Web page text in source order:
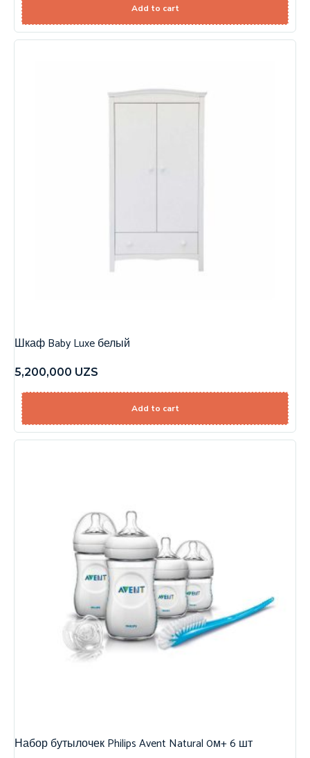
Add to cart
Шкаф Baby Luxe белый
5,200,000 UZS
Add to cart
Набор бутылочек Philips Avent Natural 0м+ 6 шт